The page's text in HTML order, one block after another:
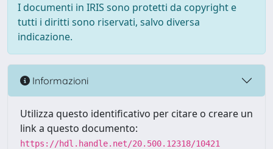
I documenti in IRIS sono protetti da copyright e
tutti i diritti sono riservati, salvo diversa
indicazione.
Informazioni
Utilizza questo identificativo per citare o creare un
link a questo documento:
https://hdl.handle.net/20.500.12318/10421